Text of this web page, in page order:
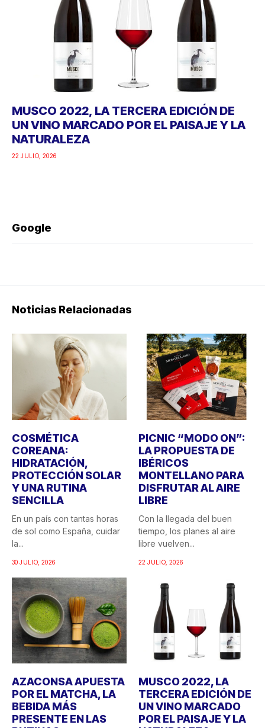
MUSCO 2022, LA TERCERA EDICIÓN DE
UN VINO MARCADO POR EL PAISAJE Y LA
NATURALEZA
22 JULIO, 2026
Google
Noticias Relacionadas
COSMÉTICA
COREANA:
HIDRATACIÓN,
PROTECCIÓN SOLAR
Y UNA RUTINA
SENCILLA
En un país con tantas horas
de sol como España, cuidar
la...
30 JULIO, 2026
PICNIC “MODO ON”:
LA PROPUESTA DE
IBÉRICOS
MONTELLANO PARA
DISFRUTAR AL AIRE
LIBRE
Con la llegada del buen
tiempo, los planes al aire
libre vuelven...
22 JULIO, 2026
AZACONSA APUESTA
POR EL MATCHA, LA
BEBIDA MÁS
PRESENTE EN LAS
MUSCO 2022, LA
TERCERA EDICIÓN DE
UN VINO MARCADO
POR EL PAISAJE Y LA